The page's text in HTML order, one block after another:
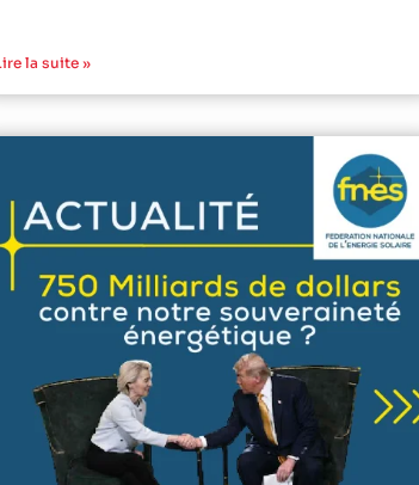
la suite »